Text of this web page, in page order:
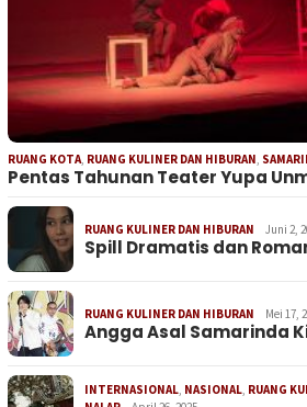
RUANG KOTA RUANG KULINER DAN HIBURAN
Pentas Tahunan Teater Yupa
RUANG KULINER DAN HIBURAN Juni 2,
Spill Dramatis dan
RUANG KULINER DAN HIBURAN Mei 17,
Angga Asal Samarinda
INTERNASIONAL NASIONAL RUANG